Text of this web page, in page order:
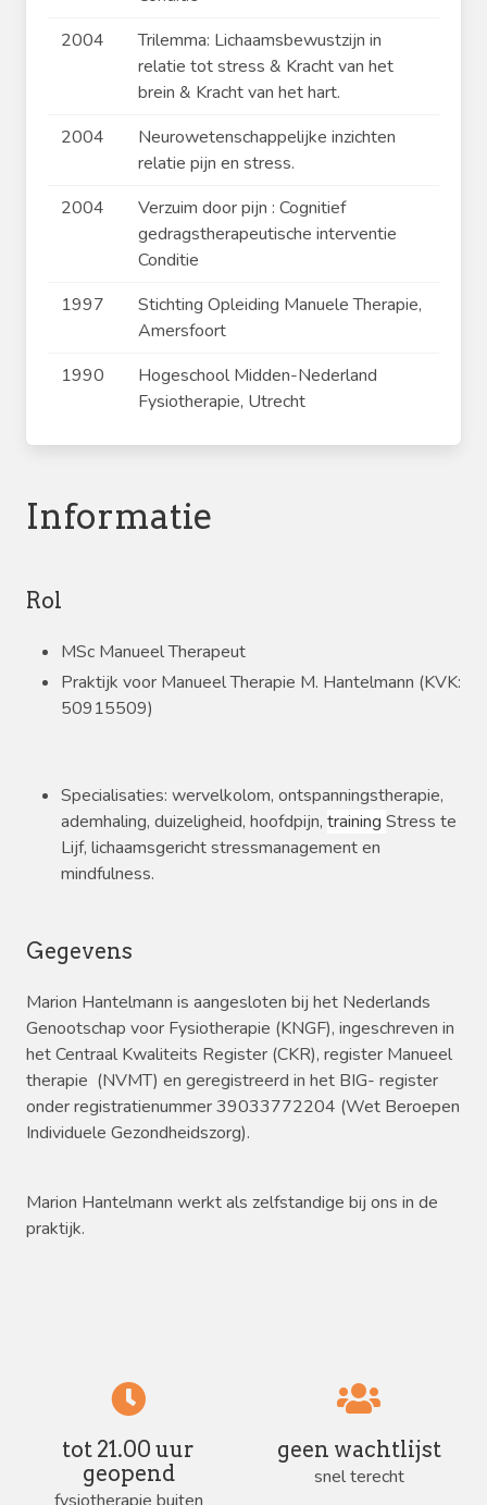
2004
Trilemma: Lichaamsbewustzijn in
relatie tot stress & Kracht van het
brein & Kracht van het hart.
2004
Neurowetenschappelijke inzichten
relatie pijn en stress.
2004
Verzuim door pijn : Cognitief
gedragstherapeutische interventie
Conditie
1997
Stichting Opleiding Manuele Therapie,
Amersfoort
1990
Hogeschool Midden-Nederland
Fysiotherapie, Utrecht
Informatie
Rol
MSc Manueel Therapeut
Praktijk voor Manueel Therapie M. Hantelmann (KVK:
50915509)
Specialisaties: wervelkolom, ontspanningstherapie,
ademhaling, duizeligheid, hoofdpijn, training Stress te
Lijf, lichaamsgericht stressmanagement en
mindfulness.
Gegevens
Marion Hantelmann is aangesloten bij het Nederlands
Genootschap voor Fysiotherapie (KNGF), ingeschreven in
het Centraal Kwaliteits Register (CKR), register Manueel
therapie (NVMT) en geregistreerd in het BIG- register
onder registratienummer 39033772204 (Wet Beroepen
Individuele Gezondheidszorg).
Marion Hantelmann werkt als zelfstandige bij ons in de
praktijk.
tot 21.00 uur
geopend
geen wachtlijst
snel terecht